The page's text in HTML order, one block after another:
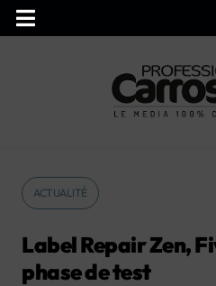
ACTUALITÉ
Label Repair Zen,
phase de test